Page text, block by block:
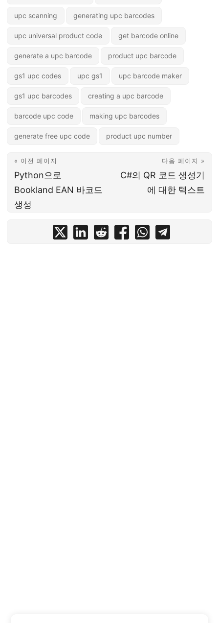
upc scanning generating upc barcodes
upc universal product code get barcode online
generate a upc barcode product upc barcode
gs1 upc codes upc gs1 upc barcode maker
gs1 upc barcodes creating a upc barcode
barcode upc code making upc barcodes
generate free upc code product upc number
« 이전 페이지
Python으로
Bookland EAN 바코드
생성
다음 페이지 »
C#의 QR 코드 생성기
에 대한 텍스트